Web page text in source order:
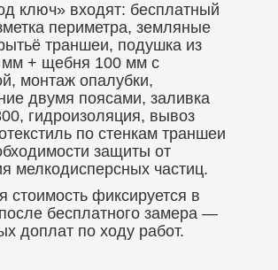
ключ» входят: бесплатный
периметра, земляные
траншеи, подушка из
мм + щебня 100 мм с
монтаж опалубки,
двумя поясами, заливка
гидроизоляция, вывоз
по стенкам траншеи
защиты от
мелкодисперсных частиц.
стоимость фиксируется в
бесплатного замера —
доплат по ходу работ.